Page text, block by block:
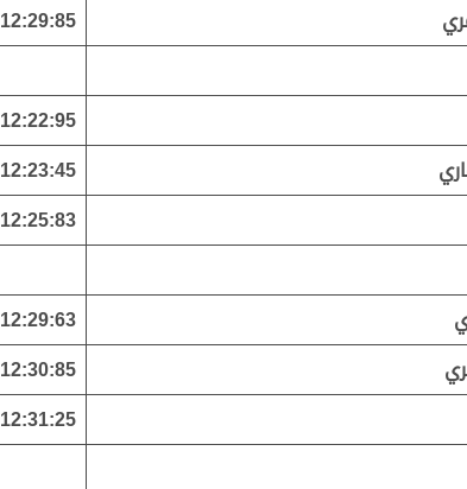
12:29:85
12:22:95
12:23:45
12:25:83
12:29:63
12:30:85
12:31:25